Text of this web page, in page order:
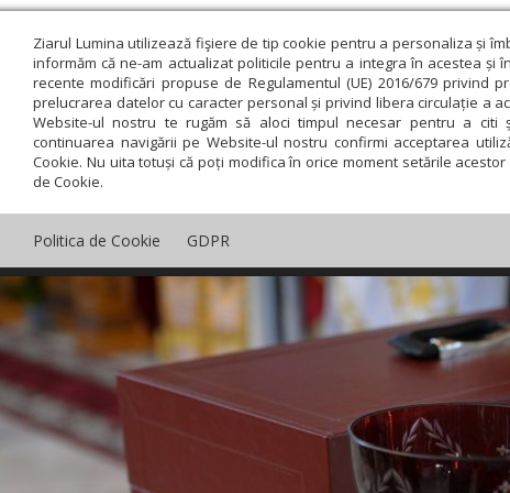
Ziarul Lumina utilizează fişiere de tip cookie pentru a personaliza și
informăm că ne-am actualizat politicile pentru a integra în acestea și
recente modificări propuse de Regulamentul (UE) 2016/679 privind
prelucrarea datelor cu caracter personal și privind libera circulație a
Website-ul nostru te rugăm să aloci timpul necesar pentru a citi
continuarea navigării pe Website-ul nostru confirmi acceptarea
Cookie. Nu uita totuși că poți modifica în orice moment setările
de Cookie.
Politica de Cookie GDPR